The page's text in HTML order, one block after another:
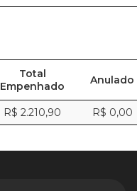
Total
Empenhado
Anulado
R$ 2.210,90 R$ 0,00